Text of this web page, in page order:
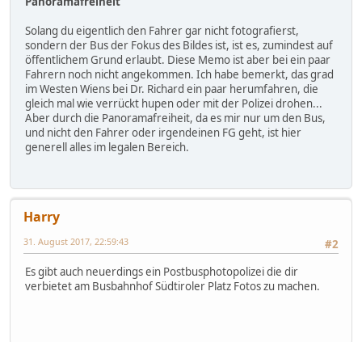
Solang du eigentlich den Fahrer gar nicht fotografierst,
sondern der Bus der Fokus des Bildes ist, ist es, zumindest auf
öffentlichem Grund erlaubt. Diese Memo ist aber bei ein paar
Fahrern noch nicht angekommen. Ich habe bemerkt, das grad
im Westen Wiens bei Dr. Richard ein paar herumfahren, die
gleich mal wie verrückt hupen oder mit der Polizei drohen...
Aber durch die Panoramafreiheit, da es mir nur um den Bus,
und nicht den Fahrer oder irgendeinen FG geht, ist hier
generell alles im legalen Bereich.
Harry
#2
31. August 2017, 22:59:43
Es gibt auch neuerdings ein Postbusphotopolizei die dir
verbietet am Busbahnhof Südtiroler Platz Fotos zu machen.